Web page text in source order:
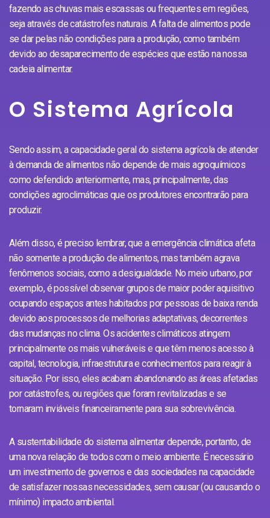
fazendo as chuvas mais escassas ou frequentes em regiões,
seja através de catástrofes naturais. A falta de alimentos pode
se dar pelas não condições para a produção, como também
devido ao desaparecimento de espécies que estão na nossa
cadeia alimentar.
O Sistema Agrícola
Sendo assim, a capacidade geral do sistema agrícola de atender
à demanda de alimentos não depende de mais agroquímicos
como defendido anteriormente, mas, principalmente, das
condições agroclimáticas que os produtores encontrarão para
produzir.
Além disso, é preciso lembrar, que a emergência climática afeta
não somente a produção de alimentos, mas também agrava
fenômenos sociais, como a desigualdade. No meio urbano, por
exemplo, é possível observar grupos de maior poder aquisitivo
ocupando espaços antes habitados por pessoas de baixa renda
devido aos processos de melhorias adaptativas, decorrentes
das mudanças no clima. Os acidentes climáticos atingem
principalmente os mais vulneráveis e que têm menos acesso à
capital, tecnologia, infraestrutura e conhecimentos para reagir à
situação. Por isso, eles acabam abandonando as áreas afetadas
por catástrofes, ou regiões que foram revitalizadas e se
tornaram inviáveis financeiramente para sua sobrevivência.
A sustentabilidade do sistema alimentar depende, portanto, de
uma nova relação de todos com o meio ambiente. É necessário
um investimento de governos e das sociedades na capacidade
de satisfazer nossas necessidades, sem causar (ou causando o
mínimo) impacto ambiental.